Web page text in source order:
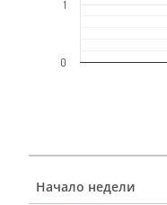
0
1
Начало недели